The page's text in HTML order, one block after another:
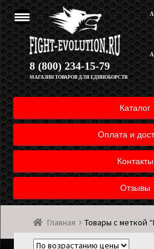
8 (800) 234-15-79
МАГАЗИН ТОВАРОВ ДЛЯ ЕДИНОБОРСТВ
Каталог
Оплата и
Контакты
Отзывы
Перейти
к
навигации
Перейти
к
содержимому
Корзина
Полезная информация
Оплата и доставка товара
Мой аккаунт
Главная Товары с меткой